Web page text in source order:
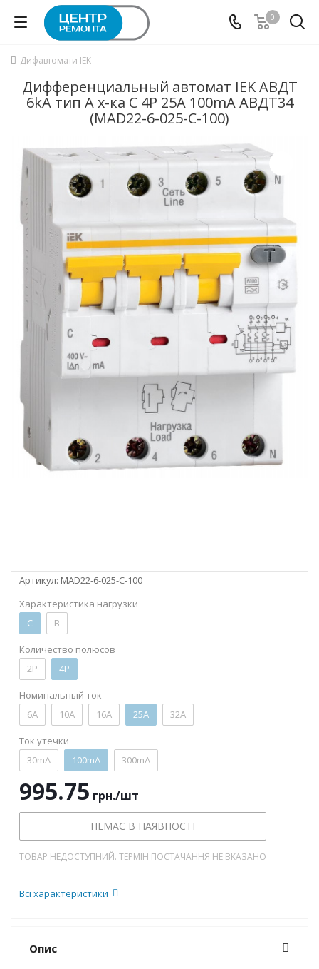
0
Дифавтомати IEK
Дифференциальный автомат IEK АВДТ
6kA тип А х-ка C 4P 25А 100mA АВДТ34
(MAD22-6-025-C-100)
Артикул: MAD22-6-025-C-100
Характеристика нагрузки
C
B
Количество полюсов
2P
4P
Номинальный ток
6А
10А 16А 25А 32А
Ток утечки
30mA
100mA 300mA
995.75 грн./шт
НЕМАЄ В НАЯВНОСТІ
ТОВАР НЕДОСТУПНИЙ. ТЕРМІН ПОСТАЧАННЯ НЕ ВКАЗАНО
Всі характеристики
Опис